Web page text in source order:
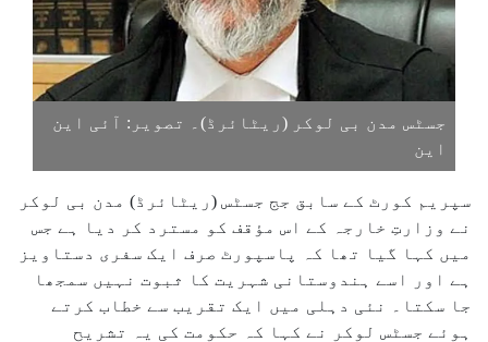
جسٹس مدن بی لوکر (ریٹائرڈ)۔ تصویر: آئی این
این
سپریم کورٹ کے سابق جج جسٹس (ریٹائرڈ) مدن بی لوکر
نے وزارتِ خارجہ کے اس مؤقف کو مسترد کر دیا ہے جس
میں کہا گیا تھا کہ پاسپورٹ صرف ایک سفری دستاویز
ہے اور اسے ہندوستانی شہریت کا ثبوت نہیں سمجھا
جا سکتا۔ نئی دہلی میں ایک تقریب سے خطاب کرتے
ہوئے جسٹس لوکر نے کہا کہ حکومت کی یہ تشریح